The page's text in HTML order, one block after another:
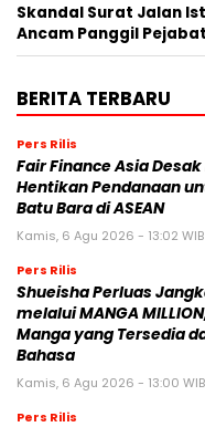
Skandal Surat Jalan
Ancam Panggil Pejabat
BERITA TERBARU
Pers Rilis
Fair Finance Asia
Hentikan Pendanaan
Batu Bara di ASEAN
Kamis, 6 Agu 2026 - 13:02 WIB
Pers Rilis
Shueisha Perluas
melalui MANGA
Manga yang Tersedia
Bahasa
Kamis, 6 Agu 2026 - 13:00 WIB
Pers Rilis